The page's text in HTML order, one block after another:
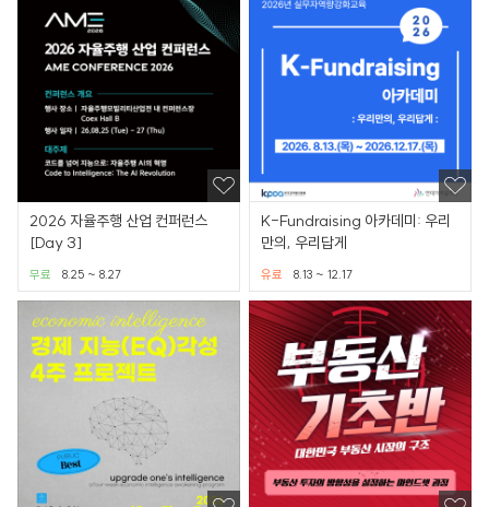
2026 자율주행 산업 컨퍼런스
[Day 3]
8.25 ~ 8.27
무료
K-Fundraising 아카데미: 우리
만의, 우리답게
8.13 ~ 12.17
유료